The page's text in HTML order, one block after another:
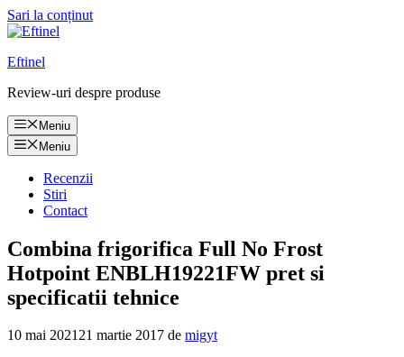
Sari la conținut
Eftinel
Review-uri despre produse
Meniu
Meniu
Recenzii
Stiri
Contact
Combina frigorifica Full No Frost
Hotpoint ENBLH19221FW pret si
specificatii tehnice
10 mai 202121 martie 2017 de migyt